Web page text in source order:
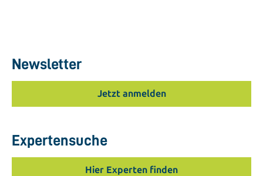
Newsletter
Jetzt anmelden
Expertensuche
Hier Experten finden